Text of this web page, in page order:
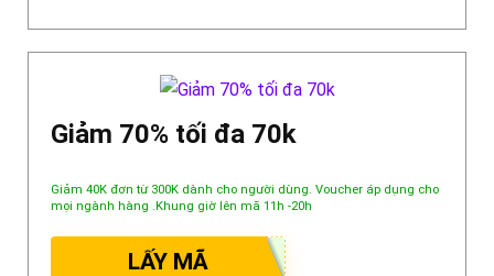
Giảm 70% tối đa 70k
Giảm 40K đơn từ 300K dành cho người dùng. Voucher áp dụng cho
mọi ngành hàng .Khung giờ lên mã 11h -20h
LẤY MÃ